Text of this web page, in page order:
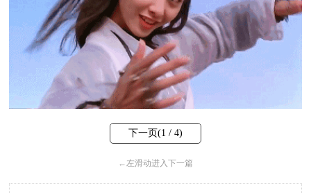
下一页(1 / 4)
← 左滑动进入下一篇